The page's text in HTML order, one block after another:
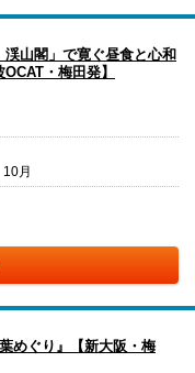
山閣」で寛ぐ昼食と心和
・梅田発】
月
めぐり』【新大阪・梅